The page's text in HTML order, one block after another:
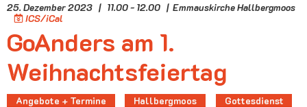
25. Dezember 2023 | 11.00 - 12.00 | Emmauskirche Hallbergmoos
ICS/iCal
GoAnders am 1.
Weihnachtsfeiertag
Angebote + Termine Hallbergmoos Gottesdienst